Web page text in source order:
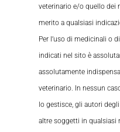
veterinario e/o quello dei
merito a qualsiasi
Per l’uso di medicinali o
indicati nel sito è
assolutamente
veterinario. In nessun
lo gestisce, gli autori
altre soggetti in qualsiasi